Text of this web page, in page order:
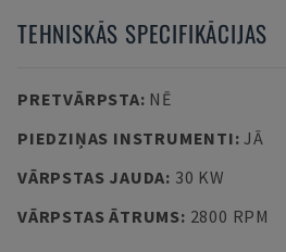
TEHNISKĀS SPECIFIKĀCIJAS
PRETVĀRPSTA: NĒ
PIEDZIŅAS INSTRUMENTI:JĀ
VĀRPSTAS JAUDA: 30 KW
VĀRPSTAS ĀTRUMS: 2800 RPM